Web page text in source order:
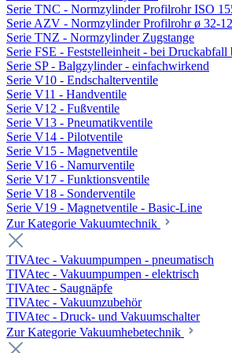
Serie TNC - Normzylinder Profilrohr ISO
Serie AZV - Normzylinder Profilrohr ø 32-
Serie TNZ - Normzylinder Zugstange
Serie FSE - Feststelleinheit - bei
Serie SP - Balgzylinder - einfachwirkend
Serie V10 - Endschalterventile
Serie V11 - Handventile
Serie V12 - Fußventile
Serie V13 - Pneumatikventile
Serie V14 - Pilotventile
Serie V15 - Magnetventile
Serie V16 - Namurventile
Serie V17 - Funktionsventile
Serie V18 - Sonderventile
Serie V19 - Magnetventile - Basic-Line
Zur Kategorie Vakuumtechnik
TIVAtec - Vakuumpumpen - pneumatisch
TIVAtec - Vakuumpumpen - elektrisch
TIVAtec - Saugnäpfe
TIVAtec - Vakuumzubehör
TIVAtec - Druck- und Vakuumschalter
Zur Kategorie Vakuumhebetechnik